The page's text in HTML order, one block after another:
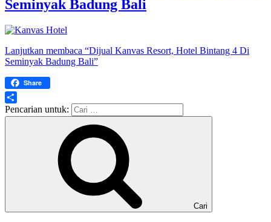
Seminyak Badung Bali
Lanjutkan membaca “Dijual Kanvas Resort, Hotel Bintang 4 Di
Seminyak Badung Bali”
Share
Share
Pencarian untuk:
Cari